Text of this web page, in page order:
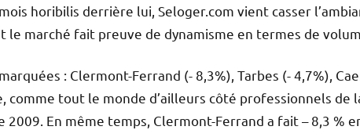
horibilis derrière lui, Seloger.com vient casser
marché fait preuve de dynamisme en termes de
: Clermont-Ferrand (- 8,3%), Tarbes (- 4,7%),
comme tout le monde d’ailleurs côté professionnels de
2009. En même temps, Clermont-Ferrand a fait – 8,3 %